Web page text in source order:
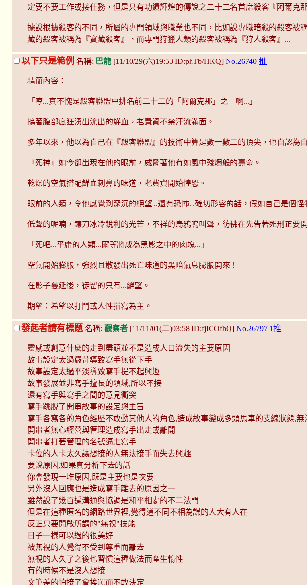
定要不要工作或接任務，但是只有功績輝煌的傳說之二十二名首席殺客『阿爾
據說根據殺客的不同，所屬的專門領域與職業也不同，比如說專職暗殺的殺客
藏的殺客被稱為『寶藏殺客』，而專門狩獵人類的殺客被稱為『狩人殺客』...
以下只是範例 名稱: 巴龍 [11/10/29(六)19:53 ID:phTb/HKQ] No.26740 推
精簡內容：
「哼...真不愧是殺客聯盟中排名前二十二的「阿爾克那」之一啊...」
摀著腹部瘋狂湧出流出的鮮血，老費資不禁汗流滿面。
多年以來，他以為自己在『殺客聯盟』的技術中算是數一數二的頂尖，也自認為
『死神』如今卻出現在他的眼前，威脅著他有如風中殘燭般的壽命。
乾燥的空氣搭配鮮血刺鼻的味道，老費資開始惶恐。
眼前的人類，令他感覺到深沉的絕望...還有恐怖...確切形容的話，假如自己是個
低聲的呢喃，鐮刀冰冷銳利的光芒，不祥的烏鴉鳴叫聲，彷彿在先告著死刑正要
「死吧...平庸的人類...爾等將成為黑影之中的肉塊...」
空氣開始膨脹，強烈且散發出死亡味道的黑暗氣息膨脹開來！
在影子蔓延後，徒留的只有...絕望。
期望：希望以打鬥或人性描寫為主。
發起者請有標題 名稱: 觀察者 [11/11/01(二)03:58 ID:fjICOfhQ] No.26797 1推
靈感或創意什麼的走到盡頭並不是造成人口流失的主要原因
故事設定太過嚴苛導致寫手無從下手
故事設定太過平淡導致寫手提不起興趣
故事發展並非寫手擅長的領域,所以不接
還有寫手與寫手之間的意見衝突
寫手跳脫了開串故事的設定與主旨
寫手各寫各的角色經歷不敢動其他人的角色,造成故事變成多頭馬車的支線狀態,無
開串者無心經營與管理造成寫手出走或離開
開串者打著管理的名號逼走寫手
卡位的人卡太久讓想接的人無法接手而失去興趣
要說原因,如果真分析下去的話
你會發現一堆原因,既是主要也是次要
另外沒人回應也是造成寫手離去的原因之一
雖然說了幾百遍溝通與協調是和平相處的不二法門
但是在這種匿名的網路世界裡,覺得道不同不相為謀的人大有人在
反正只要開啟所謂的"無視"技能
日子一樣可以過的很美好
被無視的人覺得不受到尊重而離去
無視的人久了之後也習慣這種做法而產生惰性
有的時候不是沒人想接
文筆差的怕接了會挨罵而不敢決定